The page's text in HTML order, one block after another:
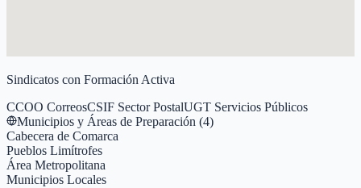
Sindicatos con Formación Activa
CCOO CorreosCSIF Sector PostalUGT Servicios Públicos
Municipios y Áreas de Preparación (4)
Cabecera de Comarca
Pueblos Limítrofes
Área Metropolitana
Municipios Locales